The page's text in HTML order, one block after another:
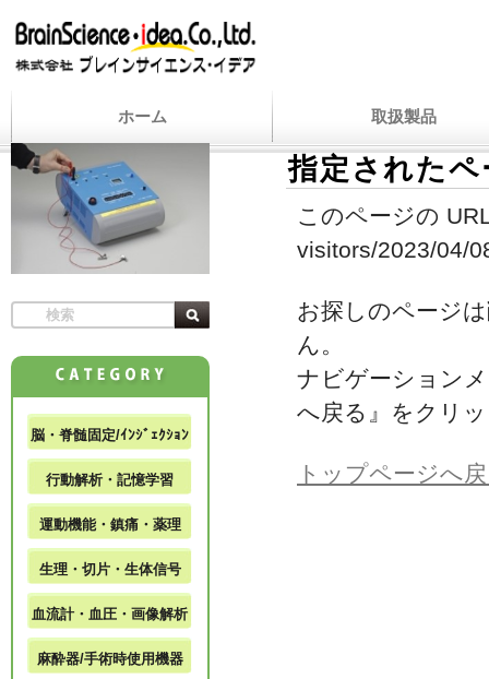
ホーム 取扱製品
指定された
このページの
visitors/2023/04/
お探しのページ
ん。
ナビゲーション
へ戻る』をクリ
トップページへ
脳・脊髄固定/ｲﾝｼﾞｪｸｼｮﾝ
行動解析・記憶学習
運動機能・鎮痛・薬理
生理・切片・生体信号
血流計・血圧・画像解析
麻酔器/手術時使用機器